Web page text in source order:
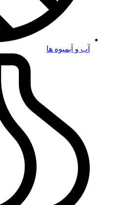
آب و آبمیوه ها